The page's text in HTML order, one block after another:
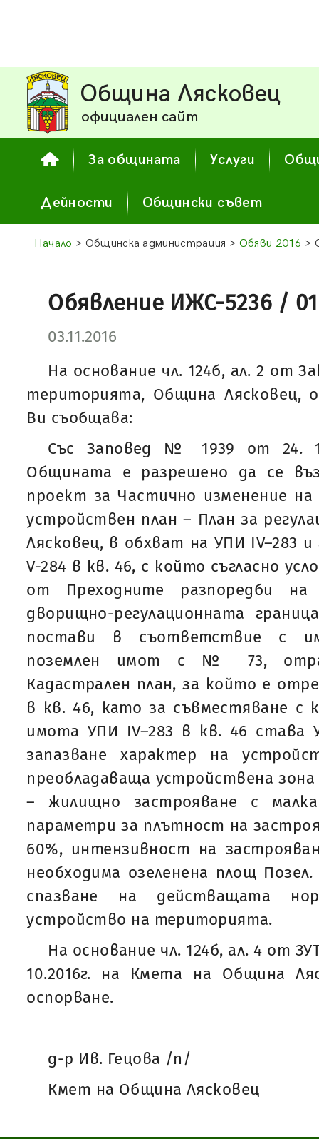
Община Лясковец
официален сайт
За общината Услуги
Дейности Общински съвет
Начало > Общинска администрация > Обяви 2016 >
Обявление ИЖС-5236 /
03.11.2016
На основание чл. 124б, ал. 2 от
територията, Община Лясковец,
Ви съобщава:
Със Заповед № 1939 от 24.
Общината е разрешено да се
проект за Частично изменение
устройствен план – План за
Лясковец, в обхват на УПИ ІV–283
V-284 в кв. 46, с който съгласно
от Преходните разпоредби
дворищно-регулационната
постави в съответствие с
поземлен имот с № 73,
Кадастрален план, за който е
в кв. 46, като за съвместяване с
имота УПИ ІV–283 в кв. 46 става
запазване характер на
преобладаваща устройствена
– жилищно застрояване с
параметри за плътност на
60%, интензивност на
необходима озеленена площ
спазване на действащата
устройство на територията.
На основание чл. 124б, ал. 4 от
10.2016г. на Кмета на Община
оспорване.
д-р Ив. Гецова /п/
Кмет на Община Лясковец